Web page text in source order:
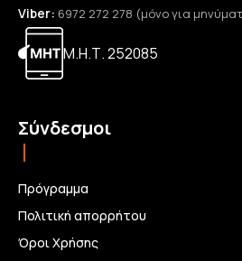
Viber: 6972 272 278 (μόνο για
Μ.Η.Τ. 252085
Σύνδεσμοι
Πρόγραμμα
Πολιτική απορρήτου
Όροι Χρήσης